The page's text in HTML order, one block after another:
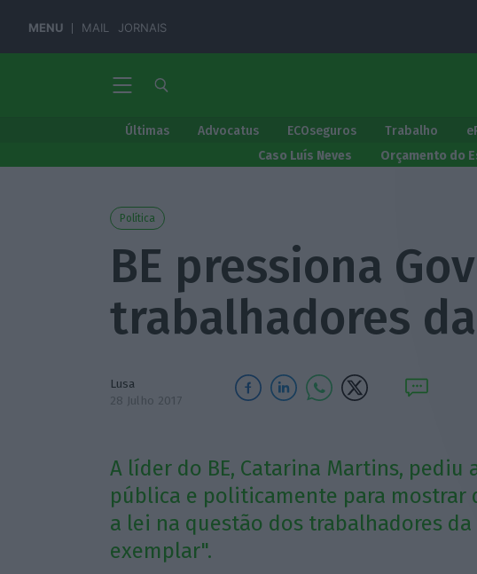
MENU MAIL JORNAIS
Últimas Advocatus ECOseguros Trabalho
Caso Luís Neves
Orçamento do
Política
BE pressiona
trabalhadores
Lusa
28 Julho 2017
A líder do BE, Catarina Martins, pediu
pública e politicamente para mostrar
a lei na questão dos trabalhadores da
exemplar".